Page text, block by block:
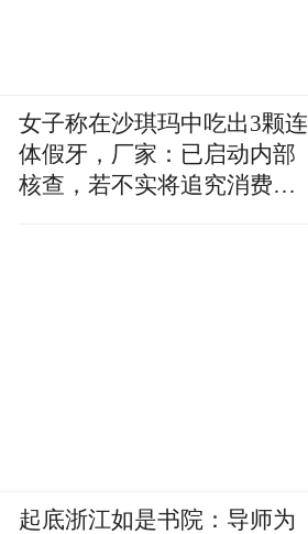
女子称在沙琪玛中吃出3颗连
体假牙，厂家：已启动内部
核查，若不实将追究消费者
起底浙江如是书院：导师为